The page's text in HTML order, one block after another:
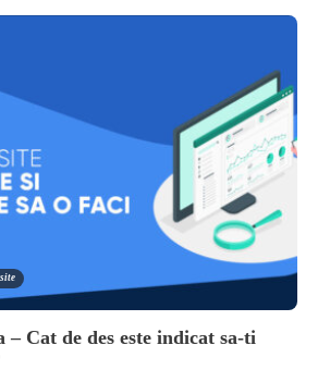
– Cat de des este indicat sa-ti